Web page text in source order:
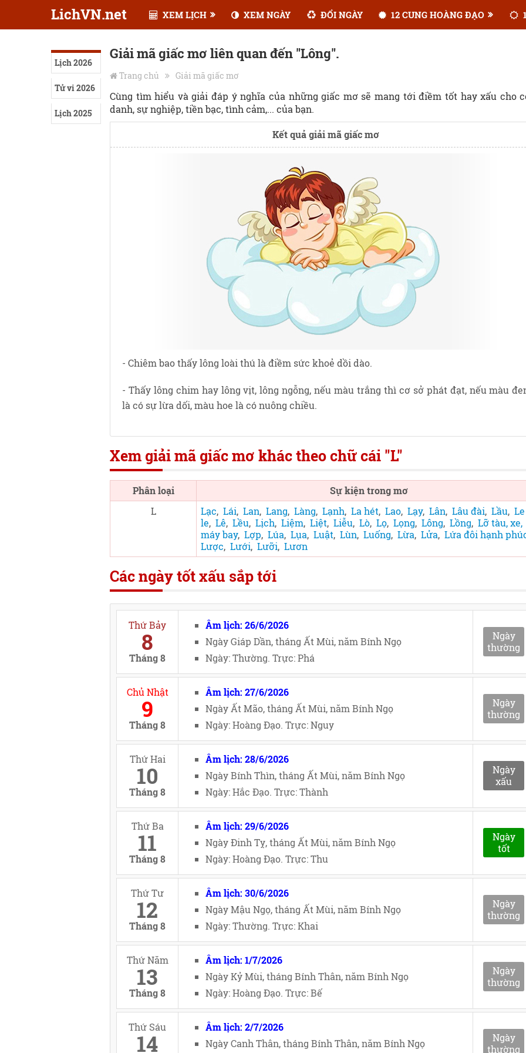
LichVN.net XEM LỊCH XEM NGÀY ĐỔI NGÀY 12 CUNG HOÀNG ĐẠO
Lịch 2026
Tử vi 2026
Lịch 2025
Giải mã giấc mơ liên quan đến "Lông".
Trang chủ Giải mã giấc mơ
Cùng tìm hiểu và giải đáp ý nghĩa của những giấc mơ sẽ mang tới điềm tốt hay xấu cho
danh, sự nghiệp, tiền bạc, tình cảm,... của bạn.
Kết quả giải mã giấc mơ
- Chiêm bao thấy lông loài thú là điềm sức khoẻ dồi dào.
- Thấy lông chim hay lông vịt, lông ngỗng, nếu màu trắng thì cơ sở phát đạt, nếu màu
là có sự lừa dối, màu hoe là có nuông chiều.
Xem giải mã giấc mơ khác theo chữ cái "L"
Phân loại
Sự kiện trong mơ
L
Lạc, Lái, Lan, Lang, Làng, Lạnh, La hét, Lao, Lạy, Lân, Lâu đài, Lầu, Le
le, Lê, Lều, Lịch, Liệm, Liệt, Liễu, Lò, Lọ, Lọng, Lông, Lồng, Lỡ tàu, xe,
máy bay, Lợp, Lúa, Lụa, Luật, Lùn, Luống, Lừa, Lửa, Lứa đôi hạnh
Lược, Lưới, Lưỡi, Lươn
Các ngày tốt xấu sắp tới
Thứ Bảy
8
Tháng 8
Âm lịch: 26/6/2026
Ngày Giáp Dần, tháng Ất Mùi, năm Bính Ngọ
Ngày: Thường. Trực: Phá
Ngày
thường
Chủ Nhật
9
Tháng 8
Âm lịch: 27/6/2026
Ngày Ất Mão, tháng Ất Mùi, năm Bính Ngọ
Ngày: Hoàng Đạo. Trực: Nguy
Ngày
thường
Thứ Hai
10
Tháng 8
Âm lịch: 28/6/2026
Ngày Bính Thìn, tháng Ất Mùi, năm Bính Ngọ
Ngày: Hắc Đạo. Trực: Thành
Ngày
xấu
Thứ Ba
11
Tháng 8
Âm lịch: 29/6/2026
Ngày Đinh Tỵ, tháng Ất Mùi, năm Bính Ngọ
Ngày: Hoàng Đạo. Trực: Thu
Ngày
tốt
Thứ Tư
12
Tháng 8
Âm lịch: 30/6/2026
Ngày Mậu Ngọ, tháng Ất Mùi, năm Bính Ngọ
Ngày: Thường. Trực: Khai
Ngày
thường
Thứ Năm
13
Tháng 8
Âm lịch: 1/7/2026
Ngày Kỷ Mùi, tháng Bính Thân, năm Bính Ngọ
Ngày: Hoàng Đạo. Trực: Bế
Ngày
thường
Thứ Sáu
14
Âm lịch: 2/7/2026
Ngày Canh Thân, tháng Bính Thân, năm Bính Ngọ
Ngày
thường